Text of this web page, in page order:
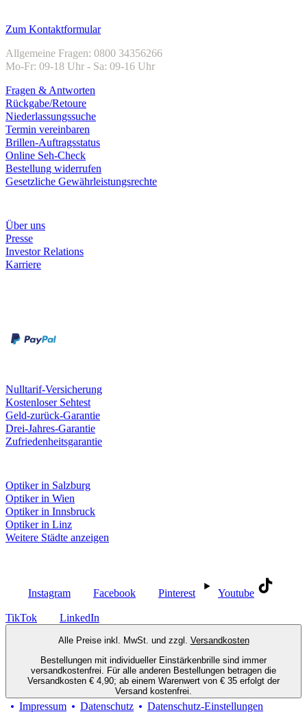
Zum Kontaktformular
Allgemeine Fragen: 0800 34356266
Mo-Fr: 09-18 Uhr - Sa: 09-16 Uhr
Fragen & Antworten
Rückgabe/Retoure
Niederlassungssuche
Termin vereinbaren
Brillen-Auftragsstatus
Online Seh-Check
Bestellung widerrufen
Gesetzliche Gewährleistungsrechte
Über uns
Presse
Investor Relations
Karriere
Nulltarif-Versicherung
Kostenloser Sehtest
Geld-zurück-Garantie
Drei-Jahres-Garantie
Zufriedenheitsgarantie
Optiker in Salzburg
Optiker in Wien
Optiker in Innsbruck
Optiker in Linz
Weitere Städte anzeigen
Instagram Facebook Pinterest Youtube
TikTok LinkedIn
Alle Preise inkl. MwSt. und zzgl. Versandkosten
Bestellungen mit individueller Einstärkenbrille sind immer
versandkostenfrei. Für alle anderen Bestellungen betragen die
Versandkosten € 4,90; ab einem Warenwert von € 35 erfolgt der
Versand kostenfrei.
Impressum Datenschutz Datenschutz-Einstellungen